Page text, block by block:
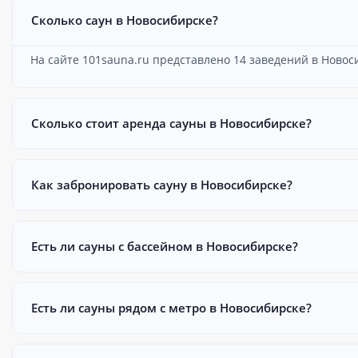
Сколько саун в Новосибирске?
На сайте 101sauna.ru представлено 14 заведений в
Сколько стоит аренда сауны в Новосибирске?
Как забронировать сауну в Новосибирске?
Есть ли сауны с бассейном в Новосибирске?
Есть ли сауны рядом с метро в Новосибирске?